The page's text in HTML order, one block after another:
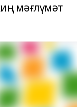
мәғлүмәт